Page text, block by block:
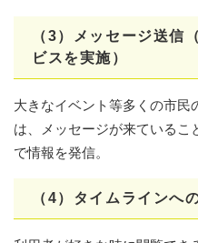
（3）メッセージ送信
ビスを実施）
大きなイベント等多くの市民
は、メッセージが来ているこ
で情報を発信。
（4）タイムラインへ